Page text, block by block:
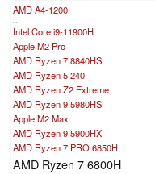
AMD A4-1200
...
Intel Core i9-11900H
Apple M2 Pro
AMD Ryzen 7 8840HS
AMD Ryzen 5 240
AMD Ryzen Z2 Extreme
AMD Ryzen 9 5980HS
Apple M2 Max
AMD Ryzen 9 5900HX
AMD Ryzen 7 PRO 6850H
AMD Ryzen 7 6800H